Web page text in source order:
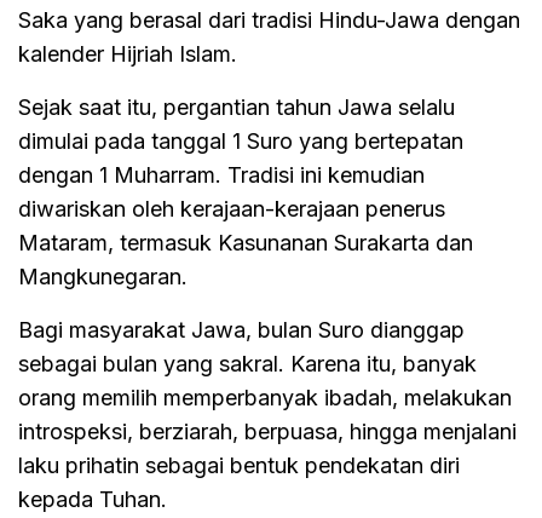
Saka yang berasal dari tradisi Hindu-Jawa dengan
kalender Hijriah Islam.
Sejak saat itu, pergantian tahun Jawa selalu
dimulai pada tanggal 1 Suro yang bertepatan
dengan 1 Muharram. Tradisi ini kemudian
diwariskan oleh kerajaan-kerajaan penerus
Mataram, termasuk Kasunanan Surakarta dan
Mangkunegaran.
Bagi masyarakat Jawa, bulan Suro dianggap
sebagai bulan yang sakral. Karena itu, banyak
orang memilih memperbanyak ibadah, melakukan
introspeksi, berziarah, berpuasa, hingga menjalani
laku prihatin sebagai bentuk pendekatan diri
kepada Tuhan.